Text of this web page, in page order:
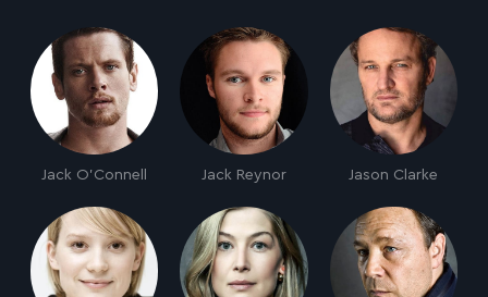
Jack O'Connell Jack Reynor Jason Clarke